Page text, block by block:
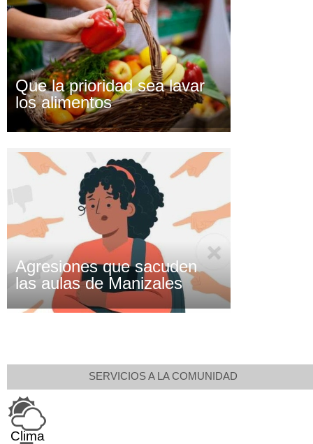
Que la prioridad sea lavar
los alimentos
Agresiones que sacuden
las aulas de Manizales
SERVICIOS A LA COMUNIDAD
Clima